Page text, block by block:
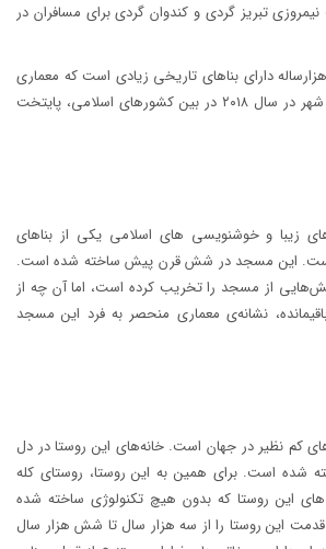
تبریز گردی و کندوان گردی برای مسافران در
دارای بناهای تاریخی زیادی است که معماری
شگفت انگیزی دارند. این شهر در سال ۲۰۱۸ در بین کشورهای اسلامی، پایتخت
زیبا و خوشنویسی های اسلامی یکی از بناهای
است. این مسجد در شش قرن پیش ساخته شده است.
از مسجد را تخریب کرده است، اما آن چه از
نشانه‌ی معماری منحصر به فرد این مسجد
کم نظیر در جهان است. خانه‌های این روستا در دل
شده است. برای همین به این روستا، روستای کله
این روستا که بدون هیچ تکنولوژی ساخته شده
این روستا را از سه هزار سال تا شش هزار سال